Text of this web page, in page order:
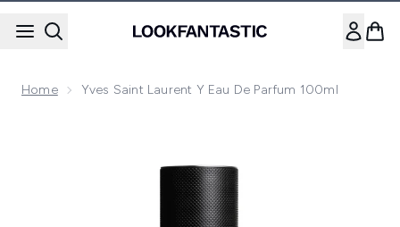
Home Yves Saint Laurent Y Eau De Parfum 100ml